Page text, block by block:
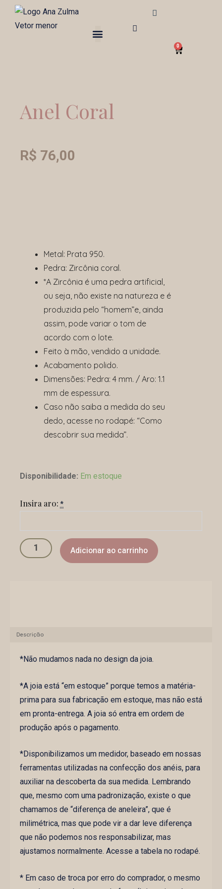
0
Carrinho
Anel Coral
R$ 76,00
Metal: Prata 950.
Pedra: Zircônia coral.
*A Zircônia é uma pedra artificial,
ou seja, não existe na natureza e é
produzida pelo “homem”e, ainda
assim, pode variar o tom de
acordo com o lote.
Feito à mão, vendido a unidade.
Acabamento polido.
Dimensões: Pedra: 4 mm. / Aro: 1.1
mm de espessura.
Caso não saiba a medida do seu
dedo, acesse no rodapé: “Como
descobrir sua medida”.
Disponibilidade: Em estoque
Insira aro: *
Coral
Adicionar ao carrinho
Descrição
*Não mudamos nada no design da joia.
*A joia está “em estoque” porque temos a matéria-
prima para sua fabricação em estoque, mas não está
em pronta-entrega. A joia só entra em ordem de
produção após o pagamento.
*Disponibilizamos um medidor, baseado em nossas
ferramentas utilizadas na confecção dos anéis, para
auxiliar na descoberta da sua medida. Lembrando
que, mesmo com uma padronização, existe o que
chamamos de “diferença de aneleira”, que é
milimétrica, mas que pode vir a dar leve diferença
que não podemos nos responsabilizar, mas
ajustamos normalmente. Acesse a tabela no rodapé.
* Em caso de troca por erro do comprador, o mesmo